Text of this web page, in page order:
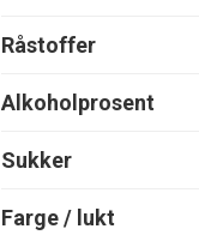
Råstoffer
Alkoholprosent
Sukker
Farge / lukt